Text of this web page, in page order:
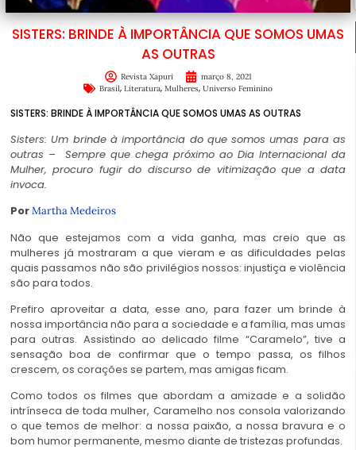
SISTERS: BRINDE À IMPORTÂNCIA QUE SOMOS UMAS
AS OUTRAS
Revista Xapuri
março 8, 2021
Brasil, Literatura, Mulheres, Universo Feminino
SISTERS: BRINDE À IMPORTÂNCIA QUE SOMOS UMAS AS OUTRAS
Sisters: Um brinde à importância do que somos umas para as
outras – Sempre que chega próximo ao Dia Internacional da
Mulher, procuro fugir do discurso de vitimização que a data
invoca.
PorMartha Medeiros
Não que estejamos com a vida ganha, mas creio que as
mulheres já mostraram a que vieram e as dificuldades pelas
quais passamos não são privilégios nossos: injustiça e violência
são para todos.
Prefiro aproveitar a data, esse ano, para fazer um brinde à
nossa importância não para a sociedade e a família, mas umas
para outras. Assistindo ao delicado filme “Caramelo”, tive a
sensação boa de confirmar que o tempo passa, os filhos
crescem, os corações se partem, mas amigas ficam.
Como todos os filmes que abordam a amizade e a solidão
intrínseca de toda mulher, Caramelho nos consola valorizando
o que temos de melhor: a nossa paixão, a nossa bravura e o
bom humor permanente, mesmo diante de tristezas profundas.